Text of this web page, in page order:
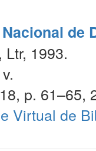
de
1993.
p. 61–65,
Virtual de